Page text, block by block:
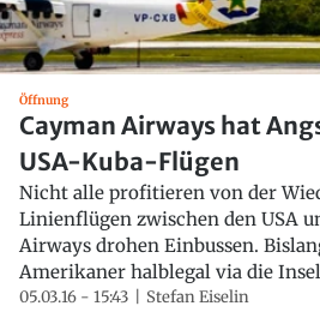
Öffnung
Cayman Airways hat
USA-Kuba-Flügen
Nicht alle profitieren von der
Linienflügen zwischen den USA
Airways drohen Einbussen.
Amerikaner halblegal via die
05.03.16 - 15:43 Stefan Eiselin